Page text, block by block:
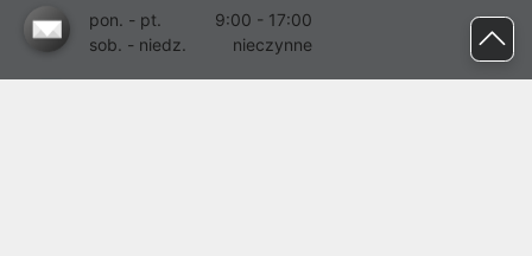
pon. - pt.
9:00 - 17:00
sob. - niedz.
nieczynne